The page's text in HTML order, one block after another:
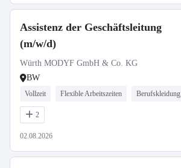
Assistenz der Geschäftsleitung
(m/w/d)
Würth MODYF GmbH & Co. KG
BW
Vollzeit Flexible Arbeitszeiten Berufskleidung
2
02.08.2026